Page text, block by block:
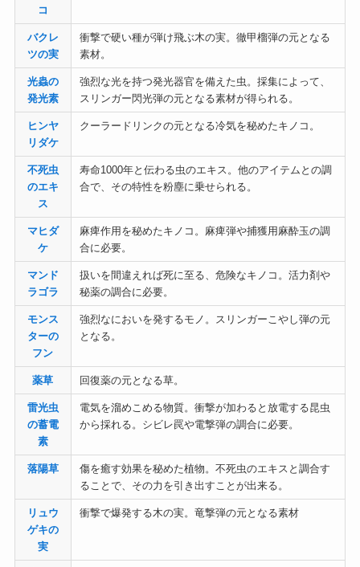
コ
バクレ
ツの実
衝撃で硬い種が弾け飛ぶ木の実。徹甲榴弾の元となる
素材。
光蟲の
発光素
強烈な光を持つ発光器官を備えた虫。採集によって、
スリンガー閃光弾の元となる素材が得られる。
ヒンヤ
リダケ
クーラードリンクの元となる冷気を秘めたキノコ。
不死虫
のエキ
ス
寿命1000年と伝わる虫のエキス。他のアイテムとの調
合で、その特性を粉塵に乗せられる。
マヒダ
ケ
麻痺作用を秘めたキノコ。麻痺弾や捕獲用麻酔玉の調
合に必要。
マンド
ラゴラ
扱いを間違えれば死に至る、危険なキノコ。活力剤や
秘薬の調合に必要。
モンス
ターの
フン
強烈なにおいを発するモノ。スリンガーこやし弾の元
となる。
薬草 回復薬の元となる草。
雷光虫
の蓄電
素
電気を溜めこめる物質。衝撃が加わると放電する昆虫
から採れる。シビレ罠や電撃弾の調合に必要。
落陽草
傷を癒す効果を秘めた植物。不死虫のエキスと調合す
ることで、その力を引き出すことが出来る。
リュウ
ゲキの
実
衝撃で爆発する木の実。竜撃弾の元となる素材